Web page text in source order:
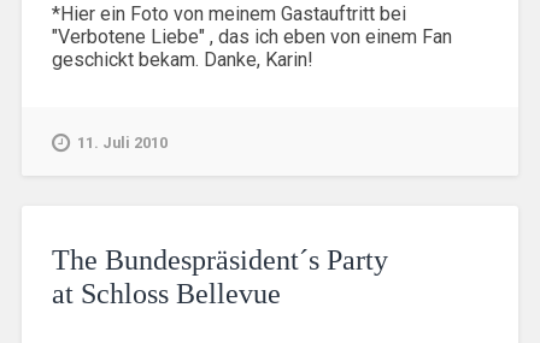
*Hier ein Foto von meinem Gastauftritt bei
"Verbotene Liebe" , das ich eben von einem Fan
geschickt bekam. Danke, Karin!
11. Juli 2010
The Bundespräsident´s Party
at Schloss Bellevue